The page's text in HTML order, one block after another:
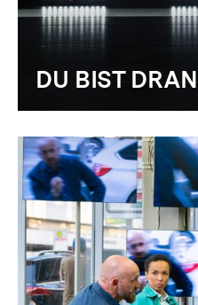
DU BIST